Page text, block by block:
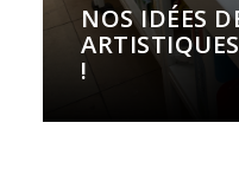
NOS IDÉES
!